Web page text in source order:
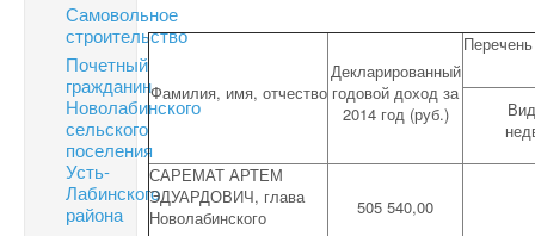
Самовольное
строительство
Почетный
гражданин
Новолабинского
сельского
поселения
Усть-
Лабинского
района
Фамилия, имя, отчество
Декларированный
годовой доход за
2014 год (руб.)
САРЕМАТ АРТЕМ
ЭДУАРДОВИЧ, глава
Новолабинского
505 540,00